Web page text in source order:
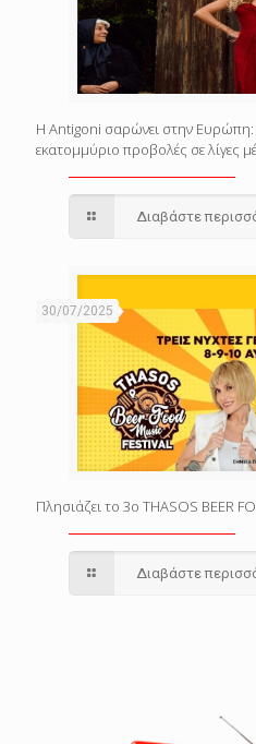
Η Antigoni σαρώνει στην Ευρώπη:
εκατομμύριο προβολές σε λίγες
Διαβάστε
30/07/2025
Πλησιάζει το 3o THASOS BEER
Διαβάστε